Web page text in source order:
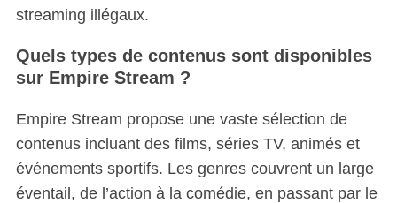
streaming illégaux.
Quels types de contenus sont disponibles
sur Empire Stream ?
Empire Stream propose une vaste sélection de
contenus incluant des films, séries TV, animés et
événements sportifs. Les genres couvrent un large
éventail, de l’action à la comédie, en passant par le